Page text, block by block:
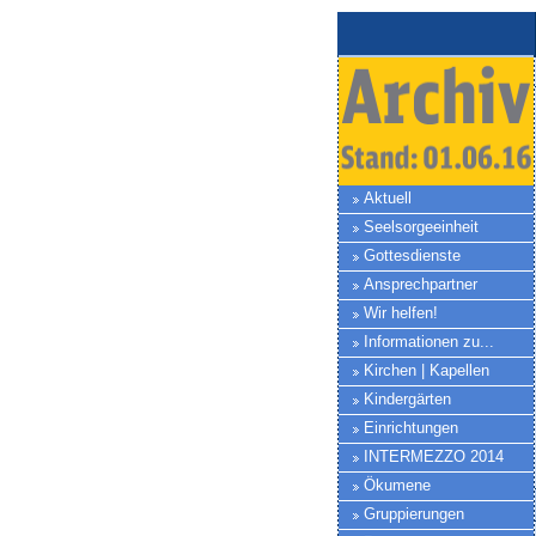
Aktuell
Seelsorgeeinheit
Gottesdienste
Ansprechpartner
Wir helfen!
Informationen zu...
Kirchen | Kapellen
Kindergärten
Einrichtungen
INTERMEZZO 2014
Ökumene
Gruppierungen